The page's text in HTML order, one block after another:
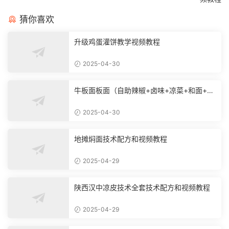
猜你喜欢
升级鸡蛋灌饼教学视频教程
2025-04-30
牛板面板面（自助辣椒+卤味+凉菜+和面+烙
2025-04-30
地摊焖面技术配方和视频教程
2025-04-29
陕西汉中凉皮技术全套技术配方和视频教程
2025-04-29